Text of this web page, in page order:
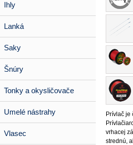
Prívlač je
vrhacej
strednú,
Ihly
Lanká
Saky
Šnúry
Tonky a okysličovače
Umelé nástrahy
Vlasec